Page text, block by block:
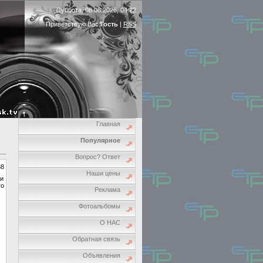
Суббота, 08.08.2026, 04:22
Приветствую ВасГость| RSS
Главная
Популярное
Вопрос? Ответ
Наши цены
Реклама
Фотоальбомы
О НАС
Обратная связь
Объявления